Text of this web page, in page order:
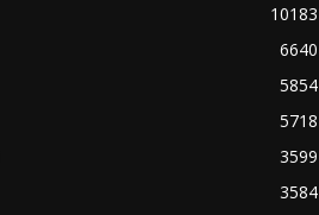
10183
6640
5854
5718
3599
3584